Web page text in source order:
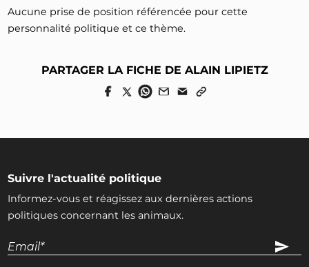
Aucune prise de position référencée pour cette
personnalité politique et ce thème.
PARTAGER LA FICHE DE ALAIN LIPIETZ
Suivre l'actualité politique
Informez-vous et réagissez aux dernières actions
politiques concernant les animaux.